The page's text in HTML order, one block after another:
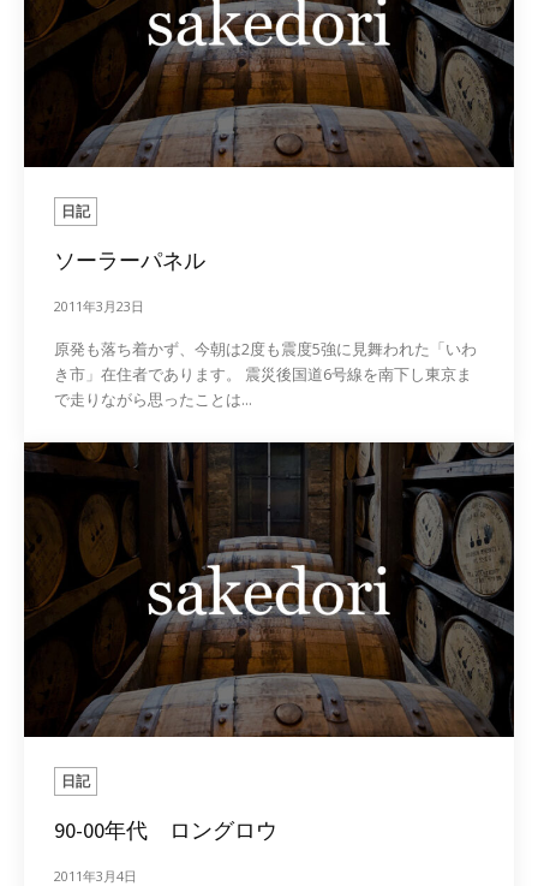
日記
ソーラーパネル
2011年3月23日
原発も落ち着かず、今朝は2度も震度5強に見舞われた「いわ
き市」在住者であります。 震災後国道6号線を南下し東京ま
で走りながら思ったことは...
日記
90-00年代 ロングロウ
2011年3月4日